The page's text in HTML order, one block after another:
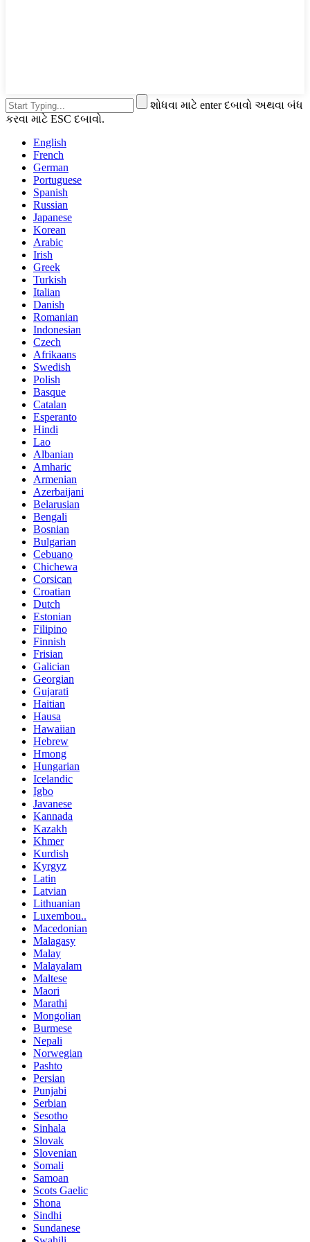
શોધવા માટે enter દબાવો અથવા બંધ
કરવા માટે ESC દબાવો.
English
French
German
Portuguese
Spanish
Russian
Japanese
Korean
Arabic
Irish
Greek
Turkish
Italian
Danish
Romanian
Indonesian
Czech
Afrikaans
Swedish
Polish
Basque
Catalan
Esperanto
Hindi
Lao
Albanian
Amharic
Armenian
Azerbaijani
Belarusian
Bengali
Bosnian
Bulgarian
Cebuano
Chichewa
Corsican
Croatian
Dutch
Estonian
Filipino
Finnish
Frisian
Galician
Georgian
Gujarati
Haitian
Hausa
Hawaiian
Hebrew
Hmong
Hungarian
Icelandic
Igbo
Javanese
Kannada
Kazakh
Khmer
Kurdish
Kyrgyz
Latin
Latvian
Lithuanian
Luxembou..
Macedonian
Malagasy
Malay
Malayalam
Maltese
Maori
Marathi
Mongolian
Burmese
Nepali
Norwegian
Pashto
Persian
Punjabi
Serbian
Sesotho
Sinhala
Slovak
Slovenian
Somali
Samoan
Scots Gaelic
Shona
Sindhi
Sundanese